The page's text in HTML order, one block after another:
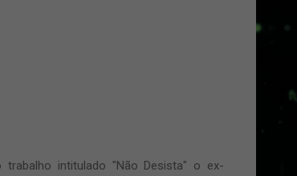
intitulado "Não Desista" o ex-